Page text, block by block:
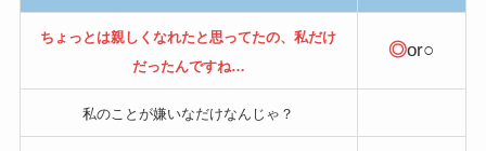
ちょっとは親しくなれたと思ってたの、私だけ
だったんですね…
◎or○
私のことが嫌いなだけなんじゃ？